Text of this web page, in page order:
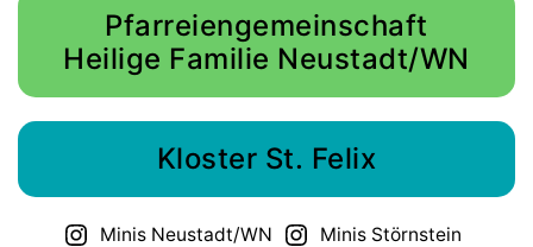
Pfarreiengemeinschaft
Heilige Familie Neustadt/WN
Kloster St. Felix
Minis Neustadt/WN
Minis Störnstein